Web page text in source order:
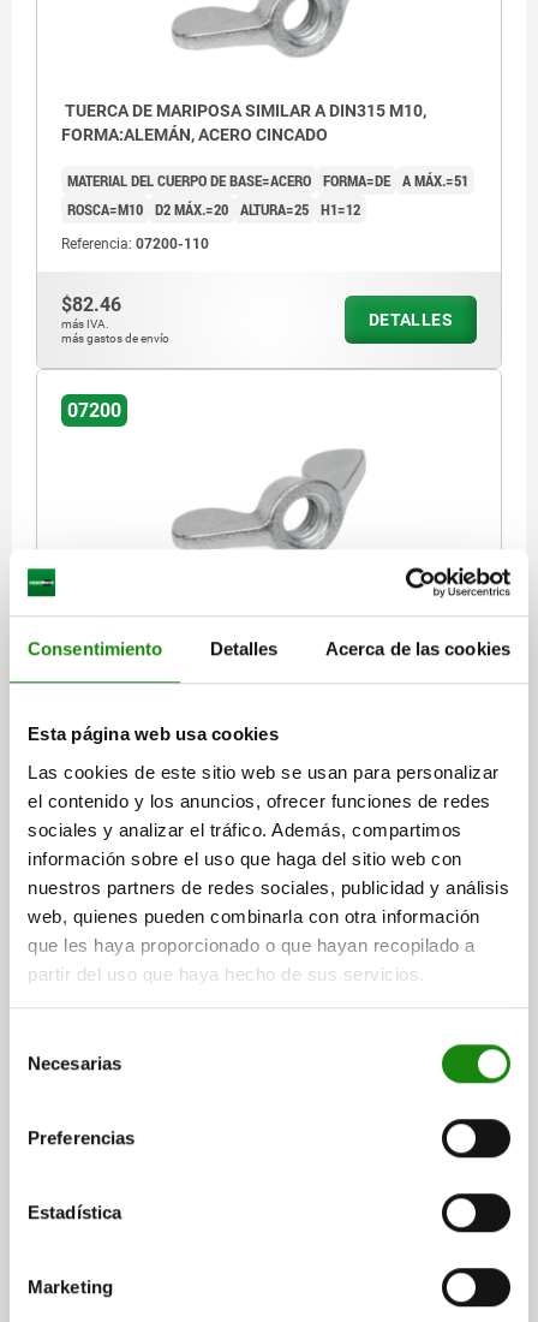
Consentimiento Detalles Acerca de las cookies
Esta página web usa cookies
Las cookies de este sitio web se usan para personalizar
el contenido y los anuncios, ofrecer funciones de redes
sociales y analizar el tráfico. Además, compartimos
información sobre el uso que haga del sitio web con
nuestros partners de redes sociales, publicidad y análisis
web, quienes pueden combinarla con otra información
que les haya proporcionado o que hayan recopilado a
partir del uso que haya hecho de sus servicios.
Necesarias
Preferencias
Estadística
Marketing
TUERCA DE MARIPOSA SIMILAR A DIN315 M10,
FORMA:ALEMÁN, ACERO CINCADO
MATERIAL DEL CUERPO DE BASE=ACERO FORMA=DE A MÁX.=51
ROSCA=M10 D2 MÁX.=20 ALTURA=25 H1=12
Referencia: 07200-110
$82.46
más IVA.
más gastos de envío
DETALLES
07200
TUERCA DE MARIPOSA SIMILAR A DIN315 M12,
MATERIAL DEL CUERPO DE BASE=FUNDICIÓN MALEABLE
ALTURA=33,5
H1=14
Referencia:07200-112
$115.44
más IVA.
más gastos de envío
DETALLES
07200
TUERCA DE MARIPOSA SIMILAR A DIN315 M16,
MATERIAL DEL CUERPO DE BASE=FUNDICIÓN MALEABLE
Referencia: